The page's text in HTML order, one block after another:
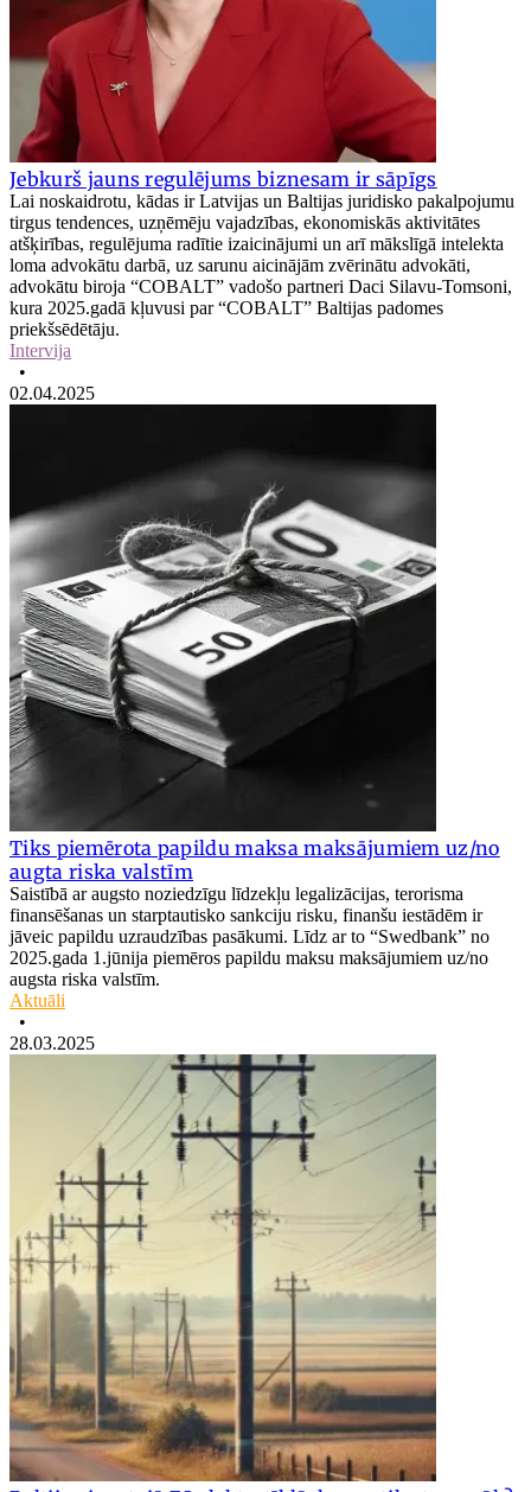
Jebkurš jauns regulējums biznesam ir sāpīgs
Lai noskaidrotu, kādas ir Latvijas un Baltijas juridisko pakalpojumu
tirgus tendences, uzņēmēju vajadzības, ekonomiskās aktivitātes
atšķirības, regulējuma radītie izaicinājumi un arī mākslīgā intelekta
loma advokātu darbā, uz sarunu aicinājām zvērinātu advokāti,
advokātu biroja “COBALT” vadošo partneri Daci Silavu-Tomsoni,
kura 2025.gadā kļuvusi par “COBALT” Baltijas padomes
priekšsēdētāju.
Intervija
•
02.04.2025
Tiks piemērota papildu maksa maksājumiem uz/no
augta riska valstīm
Saistībā ar augsto noziedzīgu līdzekļu legalizācijas, terorisma
finansēšanas un starptautisko sankciju risku, finanšu iestādēm ir
jāveic papildu uzraudzības pasākumi. Līdz ar to “Swedbank” no
2025.gada 1.jūnija piemēros papildu maksu maksājumiem uz/no
augsta riska valstīm.
Aktuāli
•
28.03.2025